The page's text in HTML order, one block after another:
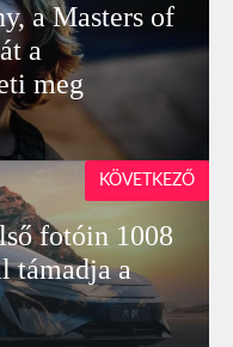
a Masters of
a
meg
fotóin 1008
támadja a
KÖVETKEZŐ